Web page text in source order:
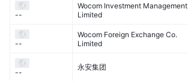
--
Wocom Investment Management
Limited
--
Wocom Foreign Exchange Co.
Limited
--
永安集团